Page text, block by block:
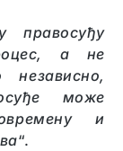
правосуђу
а не
може
и
“.